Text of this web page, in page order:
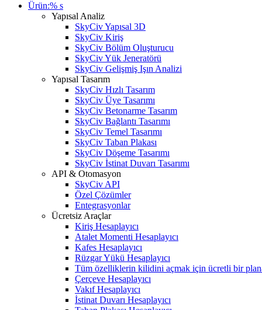
Ürün:% s
Yapısal Analiz
SkyCiv Yapısal 3D
SkyCiv Kiriş
SkyCiv Bölüm Oluşturucu
SkyCiv Yük Jeneratörü
SkyCiv Gelişmiş Işın Analizi
Yapısal Tasarım
SkyCiv Hızlı Tasarım
SkyCiv Üye Tasarımı
SkyCiv Betonarme Tasarım
SkyCiv Bağlantı Tasarımı
SkyCiv Temel Tasarımı
SkyCiv Taban Plakası
SkyCiv Döşeme Tasarımı
SkyCiv İstinat Duvarı Tasarımı
API & Otomasyon
SkyCiv API
Özel Çözümler
Entegrasyonlar
Ücretsiz Araçlar
Kiriş Hesaplayıcı
Atalet Momenti Hesaplayıcı
Kafes Hesaplayıcı
Rüzgar Yükü Hesaplayıcı
Tüm özelliklerin kilidini açmak için ücretli bir
Çerçeve Hesaplayıcı
Vakıf Hesaplayıcı
İstinat Duvarı Hesaplayıcı